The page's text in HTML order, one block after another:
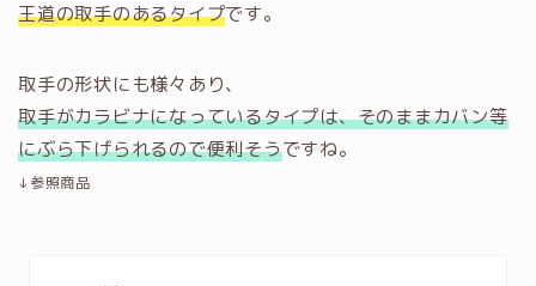
王道の取手のあるタイプです。
取手の形状にも様々あり、
取手がカラビナになっているタイプは、そのままカバン等
にぶら下げられるので便利そうですね。
↓参照商品